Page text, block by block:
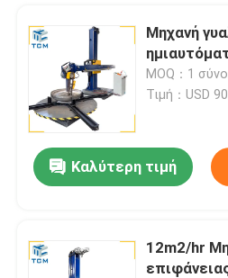
Μηχανή
MOQ：1
Τιμή：USD
Καλύτερη τιμή
12m2/hr